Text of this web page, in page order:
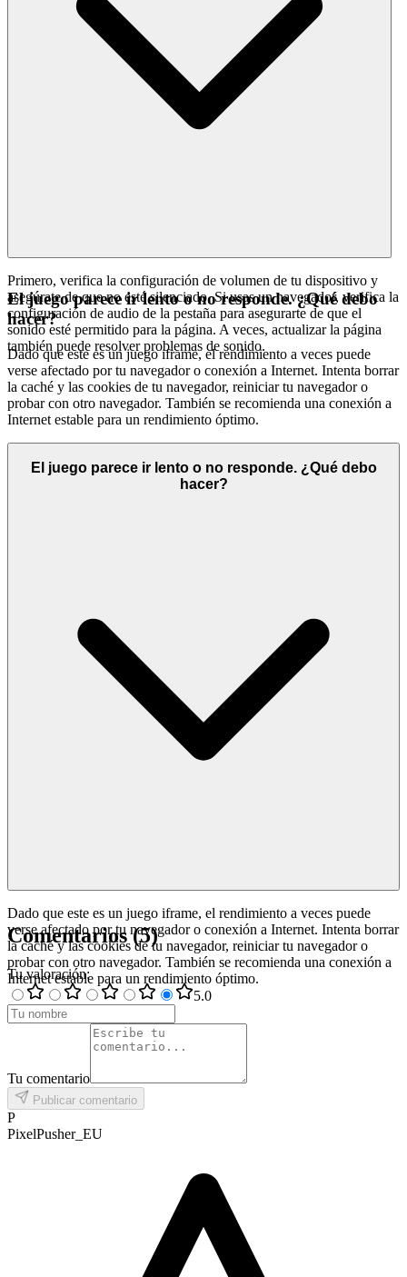
Primero, verifica la configuración de volumen de tu dispositivo y
asegúrate de que no esté silenciado. Si usas un navegador, verifica la
configuración de audio de la pestaña para asegurarte de que el
sonido esté permitido para la página. A veces, actualizar la página
también puede resolver problemas de sonido.
El juego parece ir lento o no responde. ¿Qué debo
hacer?
Dado que este es un juego iframe, el rendimiento a veces puede
verse afectado por tu navegador o conexión a Internet. Intenta borrar
la caché y las cookies de tu navegador, reiniciar tu navegador o
probar con otro navegador. También se recomienda una conexión a
Internet estable para un rendimiento óptimo.
El juego parece ir lento o no responde. ¿Qué debo
hacer?
Dado que este es un juego iframe, el rendimiento a veces puede
verse afectado por tu navegador o conexión a Internet. Intenta borrar
la caché y las cookies de tu navegador, reiniciar tu navegador o
probar con otro navegador. También se recomienda una conexión a
Internet estable para un rendimiento óptimo.
Comentarios(5)
Tu valoración:
5.0
Tu comentario
Publicar comentario
P
PixelPusher_EU